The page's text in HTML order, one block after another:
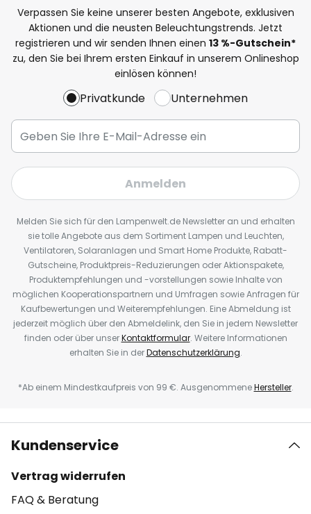
Verpassen Sie keine unserer besten Angebote, exklusiven
Aktionen und die neusten Beleuchtungstrends. Jetzt
registrieren und wir senden Ihnen einen 13 %-Gutschein*
zu, den Sie bei Ihrem ersten Einkauf in unserem Onlineshop
einlösen können!
Privatkunde Unternehmen
Anmelden
Melden Sie sich für den Lampenwelt.de Newsletter an und erhalten
sie tolle Angebote aus dem Sortiment Lampen und Leuchten,
Ventilatoren, Solaranlagen und Smart Home Produkte, Rabatt-
Gutscheine, Produktpreis-Reduzierungen oder Aktionspakete,
Produktempfehlungen und -vorstellungen sowie Inhalte von
möglichen Kooperationspartnern und Umfragen sowie Anfragen für
Kaufbewertungen und Weiterempfehlungen. Eine Abmeldung ist
jederzeit möglich über den Abmeldelink, den Sie in jedem Newsletter
finden oder über unserKontaktformular. Weitere Informationen
erhalten Sie in derDatenschutzerklärung.
*Ab einem Mindestkaufpreis von 99 €. AusgenommeneHersteller.
Kundenservice
Vertrag widerrufen
FAQ & Beratung